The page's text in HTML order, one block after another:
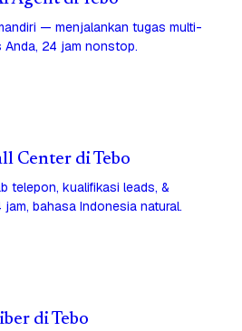
— menjalankan tugas multi-
Anda, 24 jam nonstop.
Center di Tebo
telepon, kualifikasi leads, &
bahasa Indonesia natural.
di Tebo